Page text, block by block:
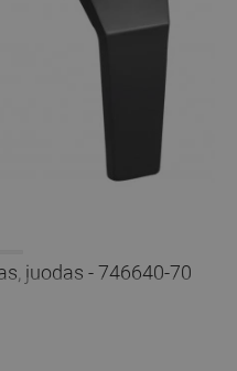
juodas - 746640-70